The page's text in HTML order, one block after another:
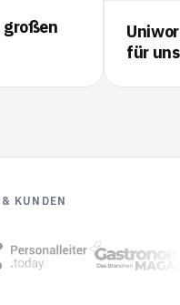
großen
für
KUNDEN